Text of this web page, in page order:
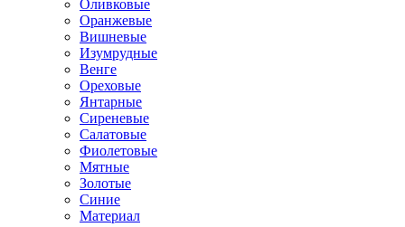
Оливковые
Оранжевые
Вишневые
Изумрудные
Венге
Ореховые
Янтарные
Сиреневые
Салатовые
Фиолетовые
Мятные
Золотые
Синие
Материал